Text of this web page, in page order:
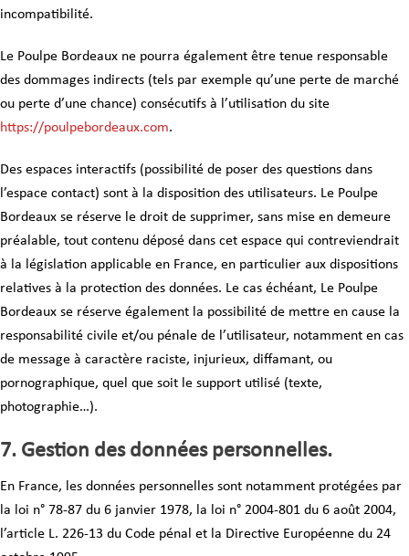
incompatibilité.
Le Poulpe Bordeaux ne pourra également être tenue responsable
des dommages indirects (tels par exemple qu’une perte de marché
ou perte d’une chance) consécutifs à l’utilisation du site
https://poulpebordeaux.com.
Des espaces interactifs (possibilité de poser des questions dans
l’espace contact) sont à la disposition des utilisateurs. Le Poulpe
Bordeaux se réserve le droit de supprimer, sans mise en demeure
préalable, tout contenu déposé dans cet espace qui contreviendrait
à la législation applicable en France, en particulier aux dispositions
relatives à la protection des données. Le cas échéant, Le Poulpe
Bordeaux se réserve également la possibilité de mettre en cause la
responsabilité civile et/ou pénale de l’utilisateur, notamment en cas
de message à caractère raciste, injurieux, diffamant, ou
pornographique, quel que soit le support utilisé (texte,
photographie…).
7. Gestion des données personnelles.
En France, les données personnelles sont notamment protégées par
la loi n° 78-87 du 6 janvier 1978, la loi n° 2004-801 du 6 août 2004,
l’article L. 226-13 du Code pénal et la Directive Européenne du 24